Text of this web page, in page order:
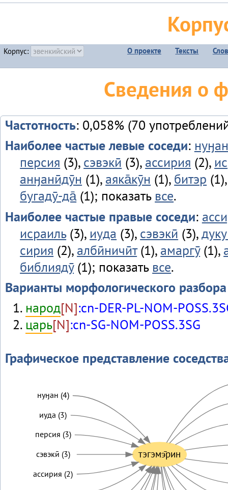
Корпус: О проекте Тексты
Сведения о
Частотность: 0,058% (70
Наиболее частые левые соседи: нуӈан
персия (3), сэвэкӣ (3), ассирия (2),
анӈанӣдӯн (1), аяка̄кӯн (1), битэр
бугадӯ-да̄(1); показать все.
Наиболее частые правые соседи:
исраиль(3), иуда (3), сэвэкӣ (3),
сирия (2), албӣничӣт(1), амаргӯ(1),
библиядӯ(1); показать все.
Варианты морфологического разбора
народ[N]:cn-DER-PL-NOM-
царь[N]:cn-SG-NOM-POSS.3SG
Графическое представление
тэгэмэ̄рин
нуӈан (4)
иуда (3)
персия (3)
сэвэкӣ (3)
ассирия (2)